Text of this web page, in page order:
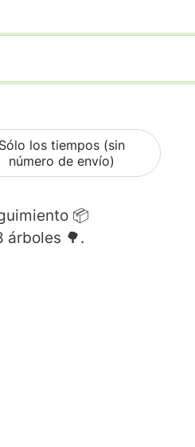
Sólo los tiempos (sin
número de envío)
📦
árboles 🌳.